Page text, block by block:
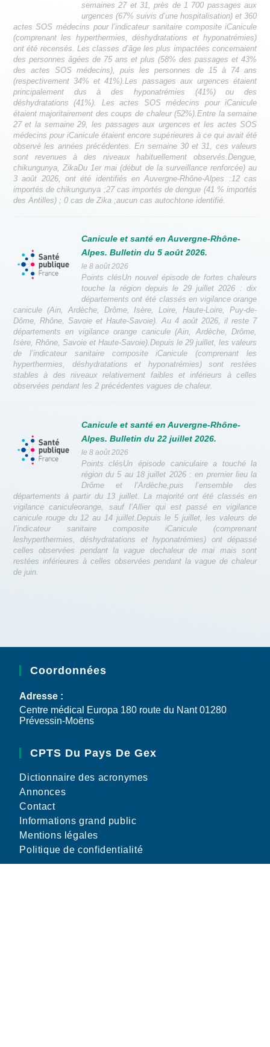
semaines 27 et 31, près de 1 700 passages aux
urgences (67% suivis d’une hospitalisation) et 360
actes SOS médecins pour l’indicateur sanitaire composite iCanicule
(comprenant les hyperthermies, déshydratations et hyponatrémies)
ont été recensés. Les classes d’âge les plus impactées concernaient
des personnes âgées de 75 ans et plus (58% des passages et 43%
des actes SOS médecins), puis les personnes de 15 à 74 ans
(respectivement 34% et 41%).Les passages aux urgences étaient
principalement dus à des hyponatrémies (41%) ou des
déshydratations (41%). Les actes SOS médecins pour iCanicule
étaient majoritairement des coups de chaleur (52%).Entre la semaine
27 et la semaine 29, les passages aux urgences et les actes SOS
médecins pour iCanicule étaient encore supérieures à ce qui avait été
observé les années précédentes. En semaine 30 et 31, ces valeurs
sont revenues à des niveaux habituellement observés.Dengue,
chikungunya, ZikaDu 1er mai (début de la surveillance renforcée) au
3 août 2026, ont été identifiés en Auvergne-Rhône-Alpes :12 cas
importés de chikungunya ;27 cas importés de dengue (41 % importés
des Antilles) ; 0 cas de Zika ;aucun cas autochtone identifié.
Canicule et santé en Auvergne-Rhône-
Alpes. Bulletin du 5 août 2026.
le 8 août 2026
Points clésUn nouvel épisode de fortes chaleurs
touche la région depuis le 29 juillet 2026 : dix
départements ont été classés en vigilance orange
canicule (Ain, Ardèche, Drôme, Isère, Loire, Haute-Loire, Puy-de-
Dôme, Rhône, Savoie et Haute-Savoie). Au 4 août 2026, il reste 7
départements en vigilance orange canicule (Ain, Ardèche, Drôme,
Isère, Rhône, Savoie et Haute-Savoie).Depuis le 29 juillet, les valeurs
de l’indicateur sanitaire composite iCanicule (comprenant les
hyperthermies, déshydratations et hyponatrémies) sont restées
stables à des niveaux relativement faibles et inférieurs à celles
observées pendant les 2 précédentes vagues de chaleur.
Canicule et santé en Auvergne-Rhône-
Alpes. Bulletin du 22 juillet 2026.
le 8 août 2026
Points clésUn épisode caniculaire a touché la
région du 5 au 18 juillet 2026 : en premier lieu la
Drôme et l’Ardèche,puis l’ensemble des
départements à partir du 13 juillet. La majorité ont été classés en
vigilance caniculeorange, sauf l’Allier qui est passé en vigilance
canicule rouge du 12 au 14 juillet.Depuis le 5 juillet, les valeurs de
l’indicateur sanitaire composite iCanicule (comprenant
leshyperthermies, déshydratations et hyponatrémies) ont dépassé
celles observées pendant la vague dechaleur de mai mais sont
restées inférieures à celles observées pendant la vague de chaleur
de juin.
Coordonnées
Adresse :
Centre médical Europa 180 route du Nant 01280
Prévessin-Moëns
CPTS Du Pays De Gex
Dictionnaire des acronymes
Annonces
Contact
Informations grand public
Mentions légales
Politique de confidentialité